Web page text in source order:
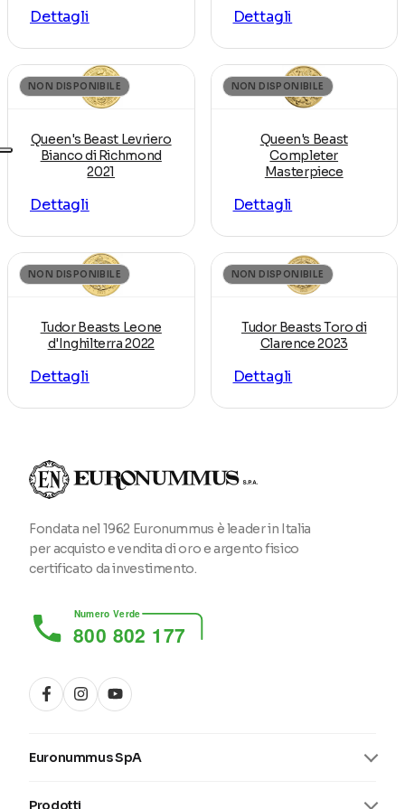
Dettagli Dettagli
NON DISPONIBILE
Queen's Beast Levriero
Bianco di Richmond
2021
Dettagli
NON DISPONIBILE
Queen's Beast
Completer
Masterpiece
Dettagli
NON DISPONIBILE
Tudor Beasts Leone
d'Inghilterra 2022
Dettagli
NON DISPONIBILE
Tudor Beasts Toro di
Clarence 2023
Dettagli
Fondata nel 1962 Euronummus è leader in Italia
per acquisto e vendita di oro e argento fisico
certificato da investimento.
Numero Verde
800 802 177
Euronummus SpA
Prodotti